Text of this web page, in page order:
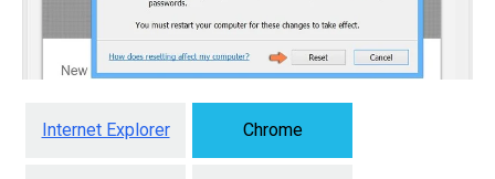
Internet Explorer Chrome